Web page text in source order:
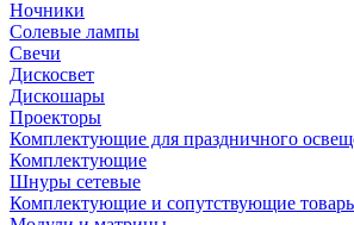
Ночники
Солевые лампы
Свечи
Дискосвет
Дискошары
Проекторы
Комплектующие для праздничного
Комплектующие
Шнуры сетевые
Комплектующие и сопутствующие